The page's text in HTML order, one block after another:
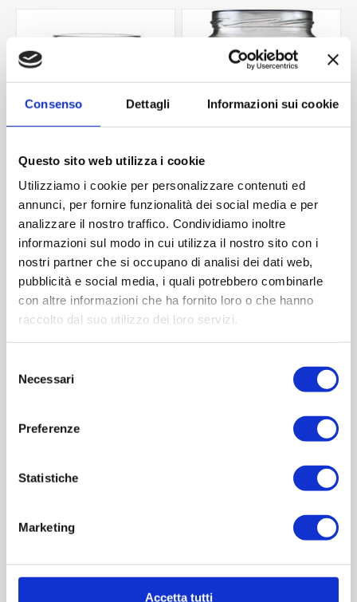
Consenso Dettagli Informazioni sui cookie
Questo sito web utilizza i cookie
Utilizziamo i cookie per personalizzare contenuti ed
annunci, per fornire funzionalità dei social media e per
analizzare il nostro traffico. Condividiamo inoltre
informazioni sul modo in cui utilizza il nostro sito con i
nostri partner che si occupano di analisi dei dati web,
pubblicità e social media, i quali potrebbero combinarle
con altre informazioni che ha fornito loro o che hanno
raccolto dal suo utilizzo dei loro servizi.
delNecessari
Preferenze
Statistiche
Marketing
Accetta tutti
Miele cellette 314 ml
Contattaci
ACQUISTA
Miele cellette 770 ml
Contattaci
ACQUISTA